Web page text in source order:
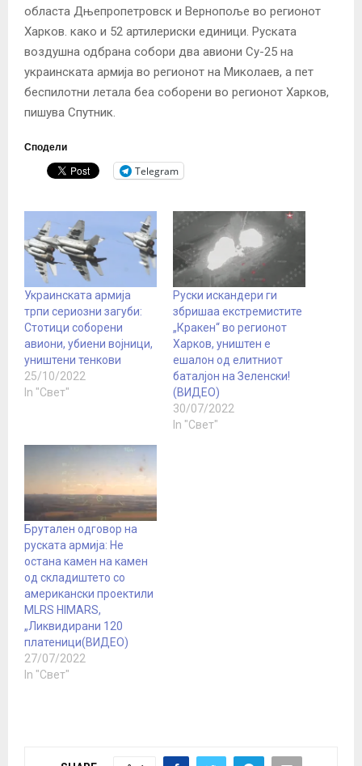
областа Дњепропетровск и Вернопоље во регионот
Харков. како и 52 артилериски единици. Руската
воздушна одбрана собори два авиони Су-25 на
украинската армија во регионот на Миколаев, а пет
беспилотни летала беа соборени во регионот Харков,
пишува Спутник.
Сподели
Telegram
Украинската армија
трпи сериозни загуби:
Стотици соборени
авиони, убиени војници,
уништени тенкови
25/10/2022
In "Свет"
Руски искандери ги
збришаа екстремистите
„Кракен“ во регионот
Харков, уништен е
ешалон од елитниот
баталјон на Зеленски!
(ВИДЕО)
30/07/2022
In "Свет"
Брутален одговор на
руската армија: Не
остана камен на камен
од складиштето со
американски проектили
MLRS HIMARS,
„Ликвидирани 120
платеници(ВИДЕО)
27/07/2022
In "Свет"